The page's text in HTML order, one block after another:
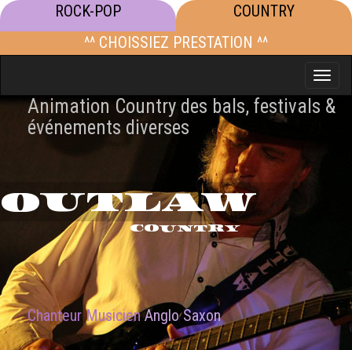
ROCK-POP
COUNTRY
^^ CHOISSIEZ PRESTATION ^^
Toggle
Animation Country des bals, festivals &
événements diverses
OUTLAW
COUNTRY
Chanteur MusicienAnglo Saxon